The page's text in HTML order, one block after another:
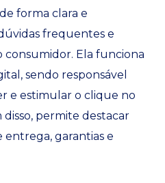
forma clara e
frequentes e
Ela funciona
sendo responsável
e estimular o clique no
permite destacar
entrega, garantias e